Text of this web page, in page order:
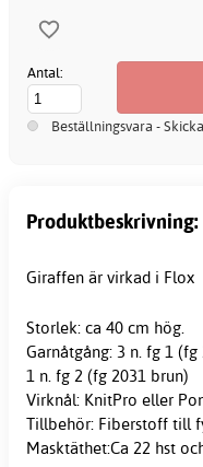
Antal:
Beställningsvara -
Produktbeskrivning:
Giraffen är virkad i Flox
Storlek: ca 40 cm hög.
Garnåtgång: 3 n. fg 1 (fg
1 n. fg 2 (fg 2031 brun)
Virknål: KnitPro eller
Tillbehör: Fiberstoff till
Masktäthet:Ca 22 hst